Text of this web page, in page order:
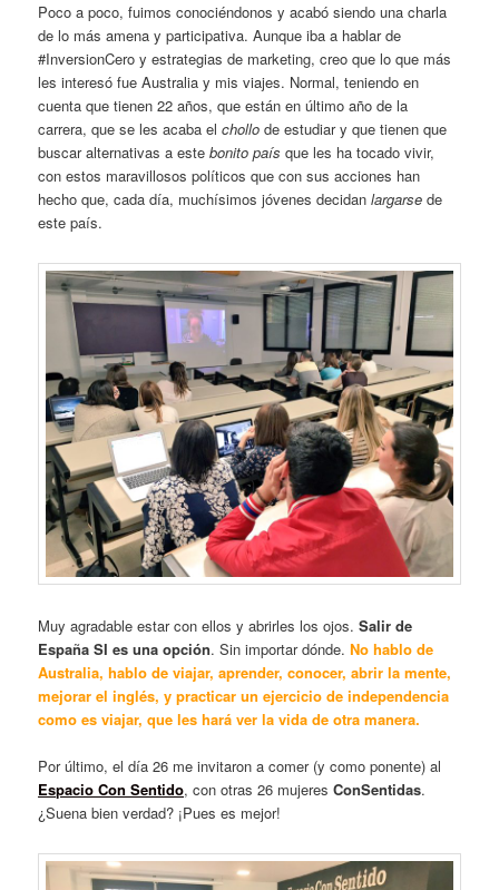
Poco a poco, fuimos conociéndonos y acabó siendo una charla
de lo más amena y participativa. Aunque iba a hablar de
#InversionCero y estrategias de marketing, creo que lo que más
les interesó fue Australia y mis viajes. Normal, teniendo en
cuenta que tienen 22 años, que están en último año de la
carrera, que se les acaba elchollo de estudiar y que tienen que
buscar alternativas a estebonito paísque les ha tocado vivir,
con estos maravillosos políticos que con sus acciones han
hecho que, cada día, muchísimos jóvenes decidanlargarsede
este país.
Muy agradable estar con ellos y abrirles los ojos.Salir de
España SI es una opción. Sin importar dónde.No hablo de
Australia, hablo de viajar, aprender, conocer, abrir la mente,
mejorar el inglés, y practicar un ejercicio de independencia
como es viajar, que les hará ver la vida de otra manera.
Por último, el día 26 me invitaron a comer (y como ponente) al
Espacio Con Sentido, con otras 26 mujeresConSentidas.
¿Suena bien verdad? ¡Pues es mejor!